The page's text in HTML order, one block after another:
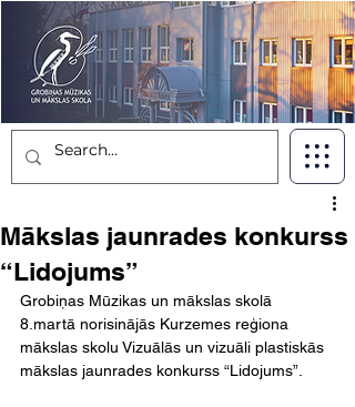
Mākslas jaunrades konkurss
“Lidojums”
Grobiņas Mūzikas un mākslas skolā
8.martā norisinājās Kurzemes reģiona
mākslas skolu Vizuālās un vizuāli plastiskās
mākslas jaunrades konkurss “Lidojums”.